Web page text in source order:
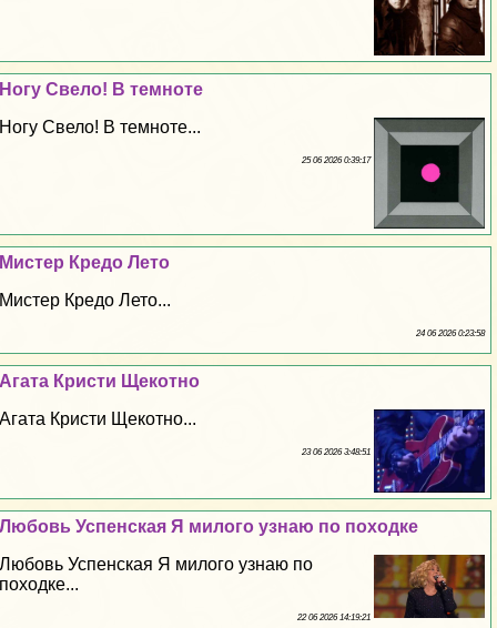
Ногу Свело! В темноте
Ногу Свело! В темноте...
25 06 2026 0:39:17
Мистер Кредо Лето
Мистер Кредо Лето...
24 06 2026 0:23:58
Агата Кристи Щекотно
Агата Кристи Щекотно...
23 06 2026 3:48:51
Любовь Успенская Я милого узнаю по походке
Любовь Успенская Я милого узнаю по
походке...
22 06 2026 14:19:21